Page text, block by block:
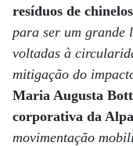
resíduos de
para ser um grande
voltadas à
mitigação do
Maria Augusta
corporativa da
movimentação